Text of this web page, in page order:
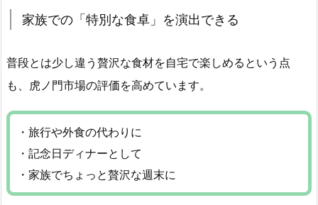
家族での「特別な食卓」を演出できる
普段とは少し違う贅沢な食材を自宅で楽しめるという点
も、虎ノ門市場の評価を高めています。
・旅行や外食の代わりに
・記念日ディナーとして
・家族でちょっと贅沢な週末に